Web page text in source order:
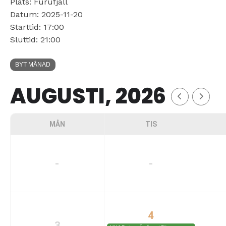
Plats: Furufjäll
Datum: 2025-11-20
Starttid: 17:00
Sluttid: 21:00
BYT MÅNAD
AUGUSTI, 2026
MÅN TIS
- -
4